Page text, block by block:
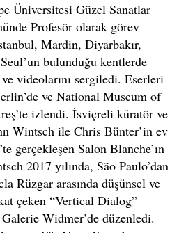
Üniversitesi Güzel Sanatlar
Profesör olarak görev
Mardin, Diyarbakır,
bulunduğu kentlerde
videolarını sergiledi. Eserleri
ve National Museum of
izlendi. İsviçreli küratör ve
Wintsch ile Chris Bünter’in ev
gerçekleşen Salon Blanche’ın
2017 yılında, São Paulo’dan
Rüzgar arasında düşünsel ve
çeken “Vertical Dialog”
Widmer’de düzenledi.